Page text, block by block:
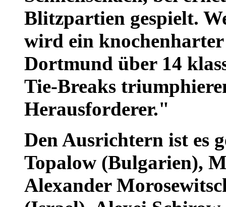
Blitzpartien gespielt.
wird ein
Dortmund über 14
Tie-Breaks
Herausforderer."
Den Ausrichtern ist es
Topalow (Bulgarien),
Alexander